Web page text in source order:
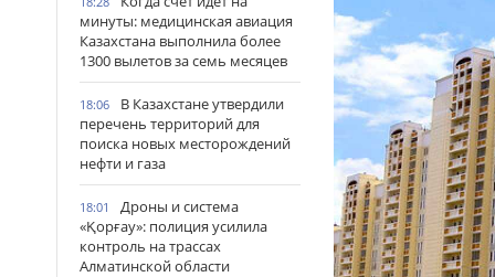
минуты: медицинская авиация
Казахстана выполнила более
1300 вылетов за семь месяцев
18:06
В Казахстане утвердили
перечень территорий для
поиска новых месторождений
нефти и газа
18:01
Дроны и система
«Қорғау»: полиция усилила
контроль на трассах
Алматинской области